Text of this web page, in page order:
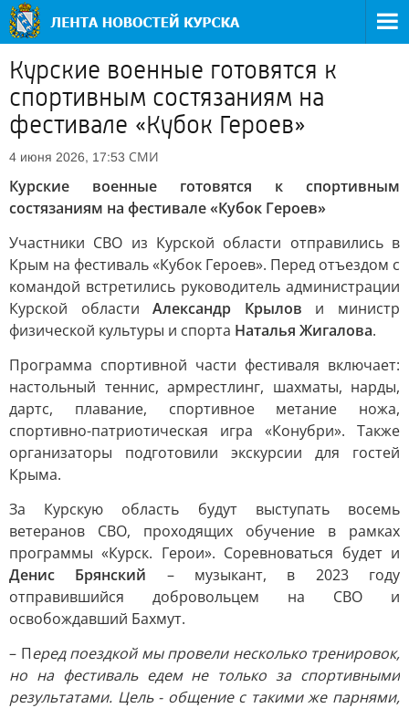
Курские военные готовятся к
спортивным состязаниям на
фестивале «Кубок Героев»
4 июня 2026, 17:53 СМИ
Курские военные готовятся к спортивным
состязаниям на фестивале «Кубок Героев»
Участники СВО из Курской области отправились в
Крым на фестиваль «Кубок Героев». Перед отъездом с
командой встретились руководитель администрации
Курской областиАлександр Крылов и министр
физической культуры и спорта Наталья Жигалова.
Программа спортивной части фестиваля включает:
настольный теннис, армрестлинг, шахматы, нарды,
дартс, плавание, спортивное метание ножа,
спортивно-патриотическая игра «Конубри». Также
организаторы подготовили экскурсии для гостей
Крыма.
За Курскую область будут выступать восемь
ветеранов СВО, проходящих обучение в рамках
программы «Курск. Герои». Соревноваться будет и
Денис Брянский – музыкант, в 2023 году
отправившийся добровольцем на СВО и
освобождавший Бахмут.
– Перед поездкой мы провели несколько тренировок,
но на фестиваль едем не только за спортивными
результатами. Цель - общение с такими же парнями,